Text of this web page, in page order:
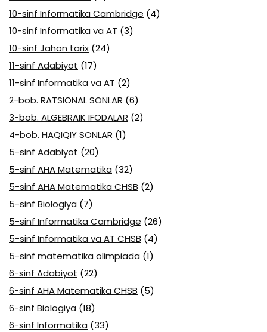
10-sinf Informatika Cambridge (4)
10-sinf Informatika va AT (3)
10-sinf Jahon tarix (24)
11-sinf Adabiyot (17)
11-sinf Informatika va AT (2)
2-bob. RATSIONAL SONLAR (6)
3-bob. ALGEBRAIK IFODALAR (2)
4-bob. HAQIQIY SONLAR (1)
5-sinf Adabiyot (20)
5-sinf AHA Matematika (32)
5-sinf AHA Matematika CHSB (2)
5-sinf Biologiya (7)
5-sinf Informatika Cambridge (26)
5-sinf Informatika va AT CHSB (4)
5-sinf matematika olimpiada (1)
6-sinf Adabiyot (22)
6-sinf AHA Matematika CHSB (5)
6-sinf Biologiya (18)
6-sinf Informatika (33)